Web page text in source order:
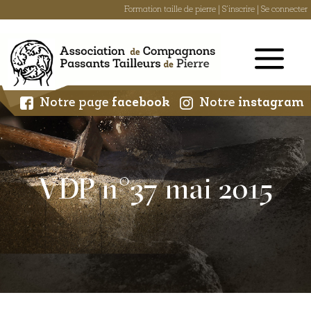
Formation taille de pierre S'inscrire Se connecter
content
Notre page facebook Notre instagram
VDP n°37 mai 2015